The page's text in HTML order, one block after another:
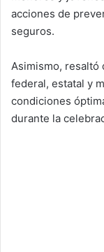
acciones de
seguros.
Asimismo, resaltó
federal, estatal y
condiciones
durante la